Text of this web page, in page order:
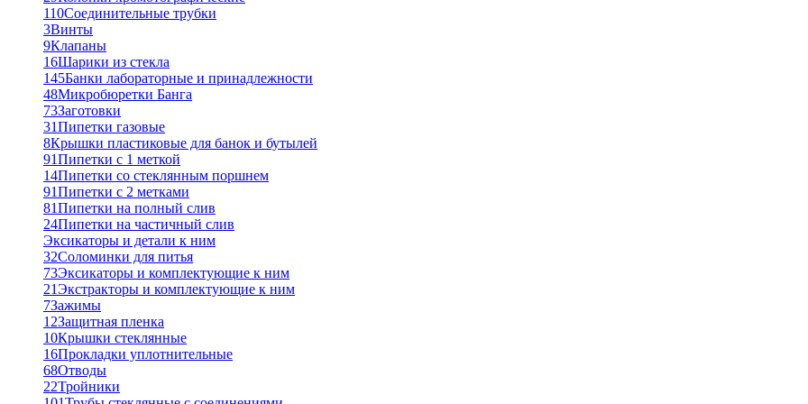
110Соединительные трубки
3Винты
9Клапаны
16Шарики из стекла
145Банки лабораторные и принадлежности
48Микробюретки Банга
73Заготовки
31Пипетки газовые
8Крышки пластиковые для банок и бутылей
91Пипетки с 1 меткой
14Пипетки со стеклянным поршнем
91Пипетки с 2 метками
81Пипетки на полный слив
24Пипетки на частичный слив
Эксикаторы и детали к ним
32Соломинки для питья
73Эксикаторы и комплектующие к ним
21Экстракторы и комплектующие к ним
7Зажимы
12Защитная пленка
10Крышки стеклянные
16Прокладки уплотнительные
68Отводы
22Тройники